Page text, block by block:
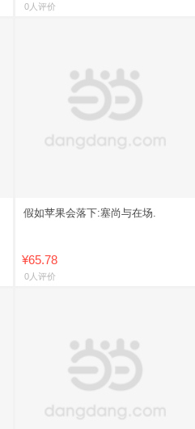
0人评价
假如苹果会落下:塞尚与在场.
¥65.78
0人评价